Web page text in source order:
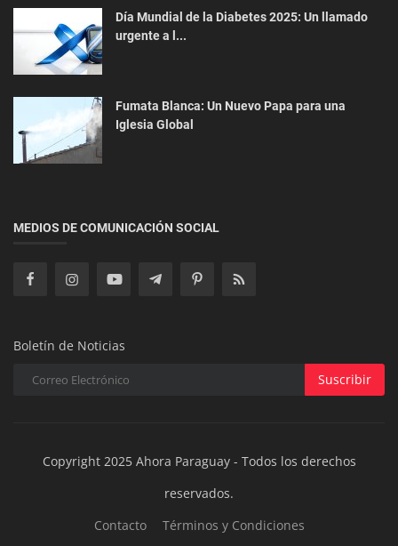
Starship
Día Mundial de la Diabetes 2025: Un llamado
urgente a l...
Fumata Blanca: Un Nuevo Papa para una
Iglesia Global
MEDIOS DE COMUNICACIÓN SOCIAL
Boletín de Noticias
Suscribir
Copyright 2025 Ahora Paraguay - Todos los derechos
reservados.
Contacto
Términos y Condiciones